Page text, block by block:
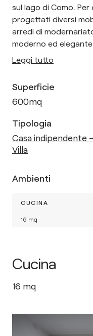
sul lago di Como.
progettati diversi
arredi di
moderno ed
Leggi tutto
Superficie
600mq
Tipologia
Casa indipendente -
Villa
Ambienti
CUCINA
16 mq
Cucina
16 mq